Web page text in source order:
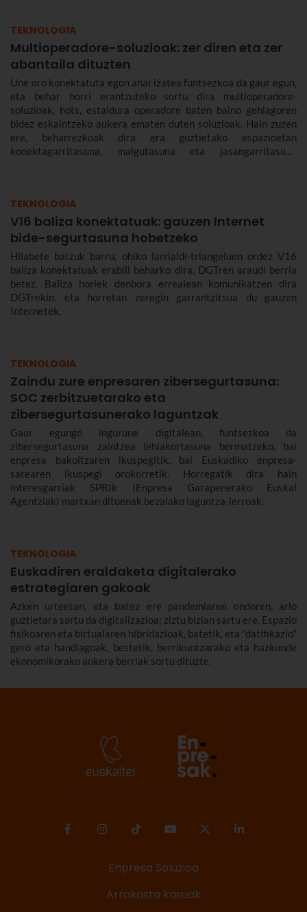
TEKNOLOGIA
Multioperadore-soluzioak: zer diren eta zer
abantaila dituzten
Une oro konektatuta egon ahal izatea funtsezkoa da gaur egun,
eta behar horri erantzuteko sortu dira multioperadore-
soluzioak, hots, estaldura operadore baten baino gehiagoren
bidez eskaintzeko aukera ematen duten soluzioak. Hain zuzen
ere, beharrezkoak dira era guztietako espazioetan
konektagarritasuna, malgutasuna eta jasangarritasuna
TEKNOLOGIA
V16 baliza konektatuak: gauzen Internet
bide-segurtasuna hobetzeko
Hilabete batzuk barru, ohiko larrialdi-triangeluen ordez V16
baliza konektatuak erabili beharko dira, DGTren araudi berria
betez. Baliza horiek denbora errealean komunikatzen dira
DGTrekin, eta horretan zeregin garrantzitsua du gauzen
Internetek.
TEKNOLOGIA
Zaindu zure enpresaren zibersegurtasuna:
SOC zerbitzuetarako eta
zibersegurtasunerako laguntzak
Gaur egungo ingurune digitalean, funtsezkoa da
zibersegurtasuna zaintzea lehiakortasuna bermatzeko, bai
enpresa bakoitzaren ikuspegitik, bai Euskadiko enpresa-
sarearen ikuspegi orokorretik. Horregatik dira hain
interesgarriak SPRIk (Enpresa Garapenerako Euskal
Agentziak) martxan dituenak bezalako laguntza-lerroak.
TEKNOLOGIA
Euskadiren eraldaketa digitalerako
estrategiaren gakoak
Azken urteetan, eta batez ere pandemiaren ondoren, arlo
guztietara sartu da digitalizazioa; ziztu bizian sartu ere. Espazio
fisikoaren eta birtualaren hibridazioak, batetik, eta "datifikazio"
gero eta handiagoak, bestetik, berrikuntzarako eta hazkunde
ekonomikorako aukera berriak sortu dituzte.
Enpresa Soluzioa
Arrakasta kasuak